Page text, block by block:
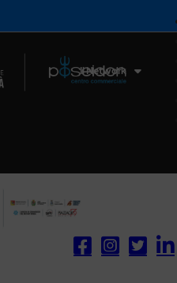
Il Network